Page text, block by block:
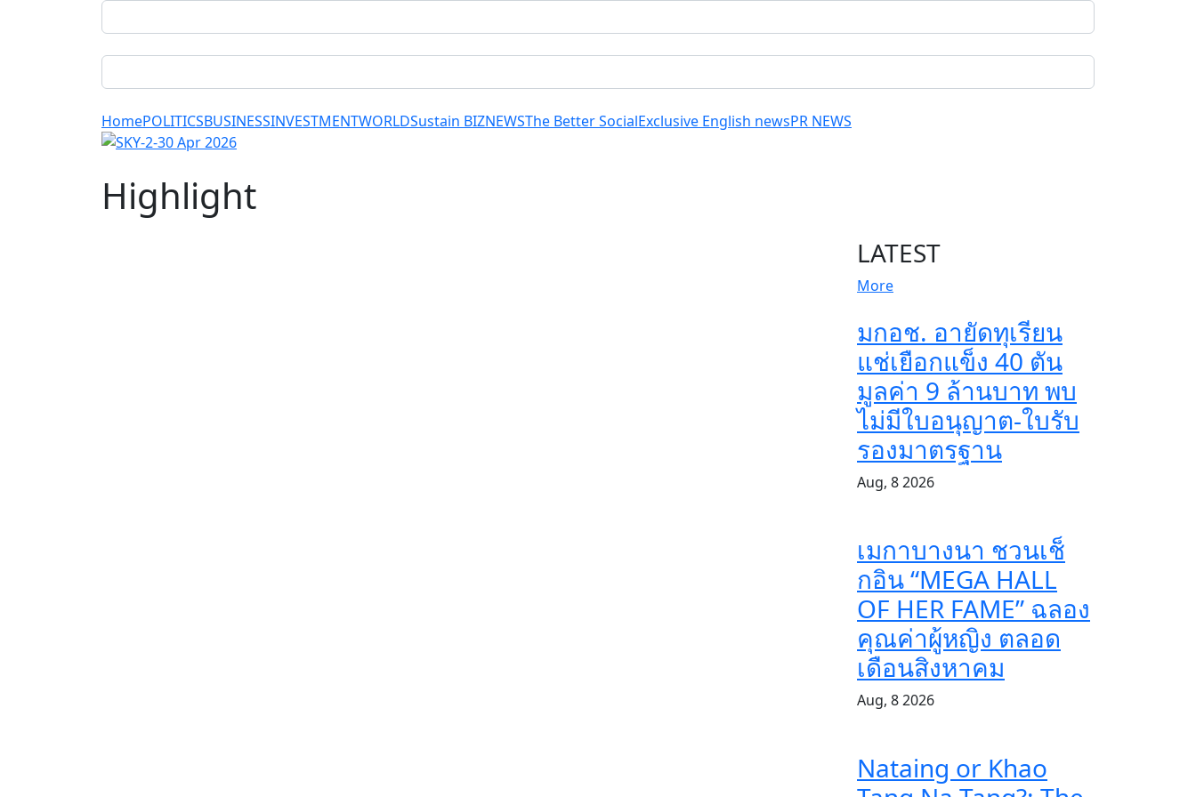
HomePOLITICSBUSINESSINVESTMENTWORLDSustain BIZNEWSThe Better SocialExclusive English newsPR NEWS
Highlight
LATEST
More
มกอช. อายัดทุเรียน
แช่เยือกแข็ง 40 ตัน
มูลค่า 9 ล้านบาท พบ
ไม่มีใบอนุญาต-ใบรับ
รองมาตรฐาน
Aug, 8 2026
เมกาบางนา ชวนเช็
กอิน “MEGA HALL
OF HER FAME” ฉลอง
คุณค่าผู้หญิง ตลอด
เดือนสิงหาคม
Aug, 8 2026
Nataing or Khao